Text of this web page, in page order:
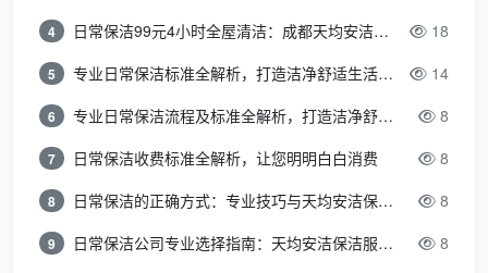
室内门门套门锁清洁，全屋踢脚线上沿除尘和漆点铲
除
全屋地面漆点腻子点胶点手工铲除，吸尘后深度湿拖
两遍
窗台石飘窗台粉尘彻底清除
强弱电箱内部除尘，明装管道表面擦拭
4 日常保洁99元4小时全屋清洁：成都天均安洁保洁超值服务全解析 18
5 专业日常保洁标准全解析，打造洁净舒适生活空间 14
6 专业日常保洁流程及标准全解析，打造洁净舒适环境 8
7 日常保洁收费标准全解析，让您明明白白消费 8
8 日常保洁的正确方式：专业技巧与天均安洁保洁服务全解析 8
9 日常保洁公司专业选择指南：天均安洁保洁服务全解析 8